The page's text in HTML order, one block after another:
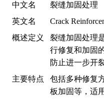
中文名
裂缝加固处理
英文名
Crack
概述定义
裂缝加固处理
行修复和加固
防止进一步开裂
主要特点
包括多种修复
板加固等，适